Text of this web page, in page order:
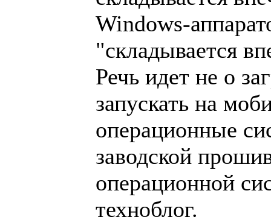
Windows-
"складывается
Речь идет не о
запускать на
операционные
заводской
операционной
техноблог.